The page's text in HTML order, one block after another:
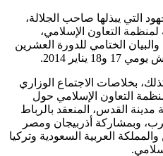
التي يبذلها صاحب الجلالة،
التعاون الإسلامي،
الختامي للدورة العشرين
2014.
بخلاصات الاجتماع الوزاري
التعاون الإسلامي حول
القدس، المنعقد بالرباط
برئاسة المغرب، وبمشاركة أذربيجان ومصر
العربية السعودية وتركيا